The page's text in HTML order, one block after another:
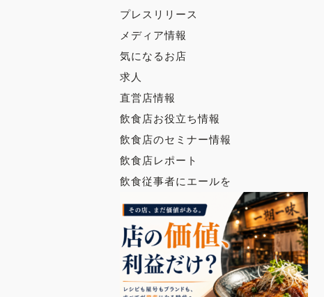
プレスリリース
メディア情報
気になるお店
求人
直営店情報
飲食店お役立ち情報
飲食店のセミナー情報
飲食店レポート
飲食従事者にエールを